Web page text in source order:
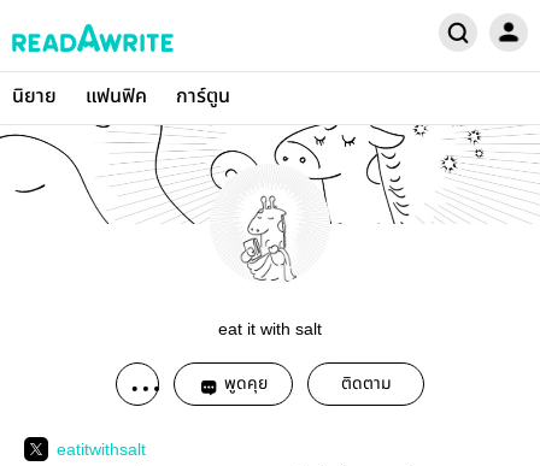
นิยาย แฟนฟิค การ์ตูน
eat it with salt
พูดคุย ติดตาม
eatitwithsalt